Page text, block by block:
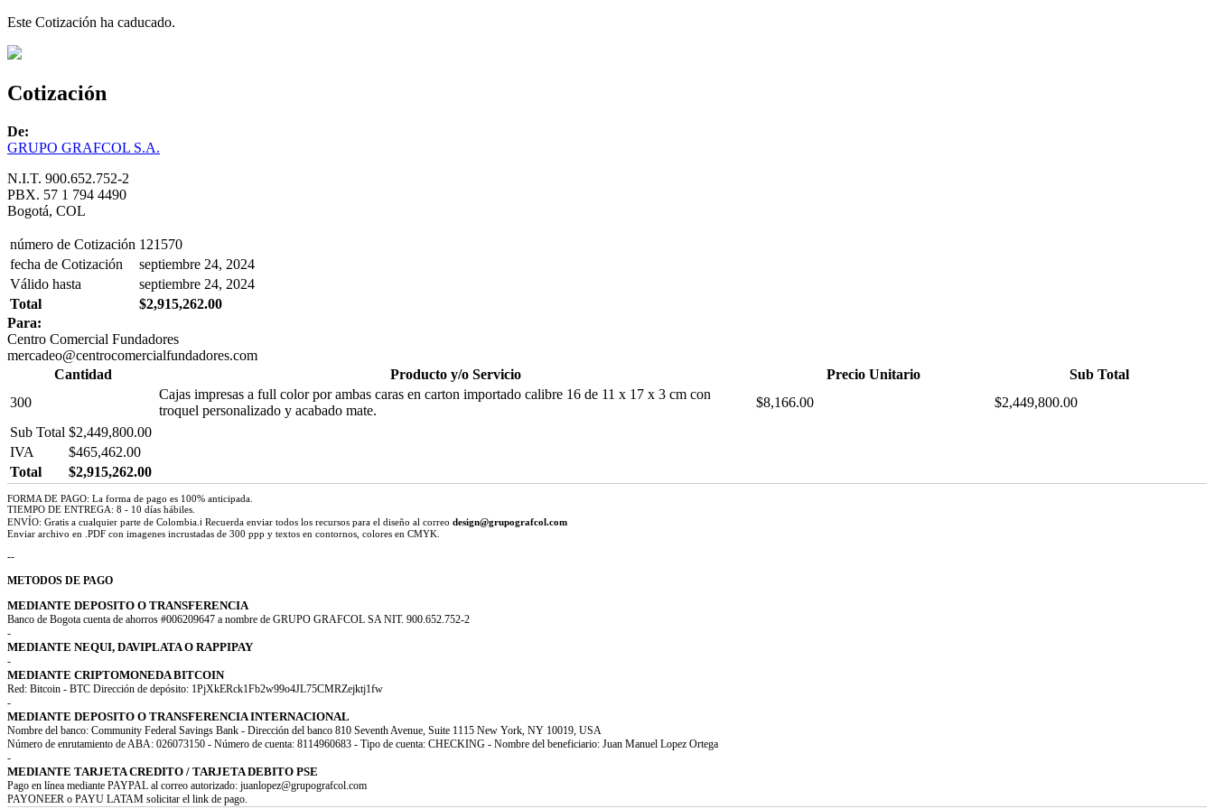
Este Cotización ha caducado.
Cotización
De:
GRUPO GRAFCOL S.A.
N.I.T. 900.652.752-2
PBX. 57 1 794 4490
Bogotá, COL
número de Cotización 121570
fecha de Cotización
septiembre 24, 2024
Válido hasta
septiembre 24, 2024
Total
$2,915,262.00
Para:
Centro Comercial Fundadores
mercadeo@centrocomercialfundadores.com
Cantidad
Producto y/o Servicio Precio Unitario
Sub Total
300
Cajas impresas a full color por ambas caras en carton importado calibre 16 de 11 x 17 x 3 cm con
troquel personalizado y acabado mate.
$8,166.00
$2,449,800.00
Sub Total $2,449,800.00
IVA
$465,462.00
Total
$2,915,262.00
FORMA DE PAGO: La forma de pago es 100% anticipada.
TIEMPO DE ENTREGA: 8 - 10 días hábiles.
ENVÍO: Gratis a cualquier parte de Colombia.ℹ Recuerda enviar todos los recursos para el diseño al correo design@grupografcol.com
Enviar archivo en .PDF con imagenes incrustadas de 300 ppp y textos en contornos, colores en CMYK.
--
METODOS DE PAGO
MEDIANTE DEPOSITO O TRANSFERENCIA
Banco de Bogota cuenta de ahorros #006209647 a nombre de GRUPO GRAFCOL SA NIT. 900.652.752-2
-
MEDIANTE NEQUI, DAVIPLATA O RAPPIPAY
-
MEDIANTE CRIPTOMONEDA BITCOIN
Red: Bitcoin - BTC Dirección de depósito: 1PjXkERck1Fb2w99o4JL75CMRZejktj1fw
-
MEDIANTE DEPOSITO O TRANSFERENCIA INTERNACIONAL
Nombre del banco: Community Federal Savings Bank - Dirección del banco 810 Seventh Avenue, Suite 1115 New York, NY 10019, USA
Número de enrutamiento de ABA: 026073150 - Número de cuenta: 8114960683 - Tipo de cuenta: CHECKING - Nombre del beneficiario: Juan Manuel Lopez Ortega
-
MEDIANTE TARJETA CREDITO / TARJETA DEBITO PSE
Pago en línea mediante PAYPAL al correo autorizado: juanlopez@grupografcol.com
PAYONEER o PAYU LATAM solicitar el link de pago.